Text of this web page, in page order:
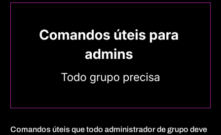
Comandos úteis que todo administrador de grupo deve